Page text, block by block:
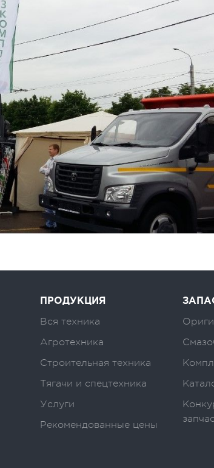
ПРОДУКЦИЯ
Вся техника
Агротехника
Строительная техника
Тягачи и спецтехника
Услуги
Рекомендованные цены